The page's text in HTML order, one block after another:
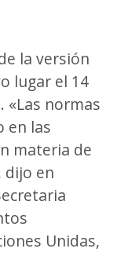
la versión
lugar el 14
«Las normas
en las
materia de
dijo en
Unidas,